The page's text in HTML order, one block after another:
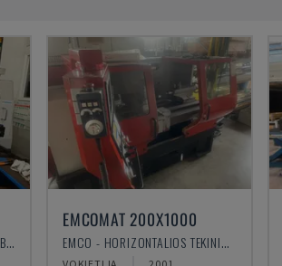
DAEWOO - VERTIKALAUS APDIRBIMO CENTRAS
EMCOMAT 200X1000
EMCO - HORIZONTALIOS TEKINIMO STAKLĖS